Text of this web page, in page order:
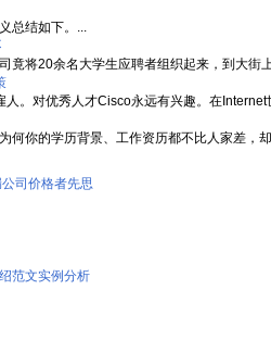
总结如下。...
竟将20余名大学生应聘者组织起来，到大街
。对优秀人才Cisco永远有兴趣。在Internet
何你的学历背景、工作资历都不比人家差，
司价格者先思
范文实例分析